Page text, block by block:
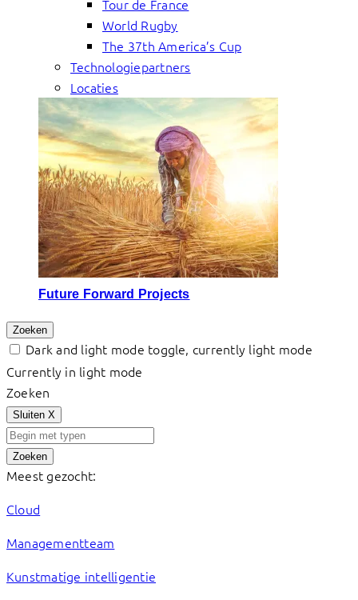
Tour de France
World Rugby
The 37th America’s Cup
Technologiepartners
Locaties
Future Forward Projects
Zoeken
Dark and light mode toggle, currently light mode
Currently in light mode
Zoeken
Sluiten X
Zoeken
Meest gezocht:
Cloud
Managementteam
Kunstmatige intelligentie